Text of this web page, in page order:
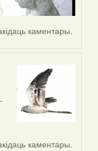
каментары.
каментары.